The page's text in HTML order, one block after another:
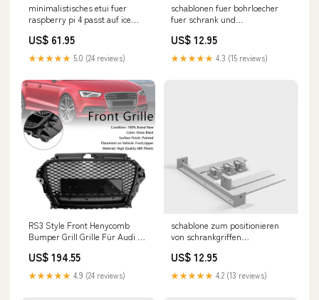
minimalistisches etui fuer
raspberry pi 4 passt auf ice
collector Makita
US$ 61.95
★★★★★ 5.0 (24 reviews)
schablonen fuer bohrloecher
fuer schrank und
US$ 12.95
★★★★★ 4.3 (15 reviews)
RS3 Style Front Henycomb
Bumper Grill Grille Für Audi A3
US$ 194.55
★★★★★ 4.9 (24 reviews)
schablone zum positionieren
von schrankgriffen
scientists and artists
US$ 12.95
★★★★★ 4.2 (13 reviews)